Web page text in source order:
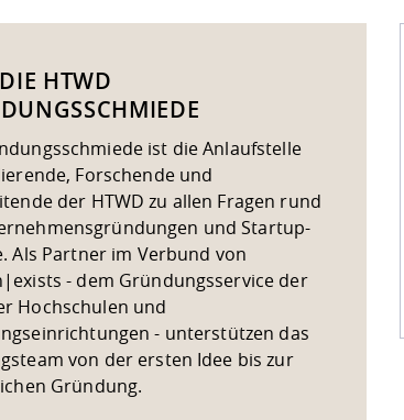
HTWD
ist die Anlaufstelle
Forschende und
der HTWD zu allen Fragen rund
und Startup-
Als Partner im Verbund von
- dem Gründungsservice der
Hochschulen und
- unterstützen das
von der ersten Idee bis zur
Gründung.